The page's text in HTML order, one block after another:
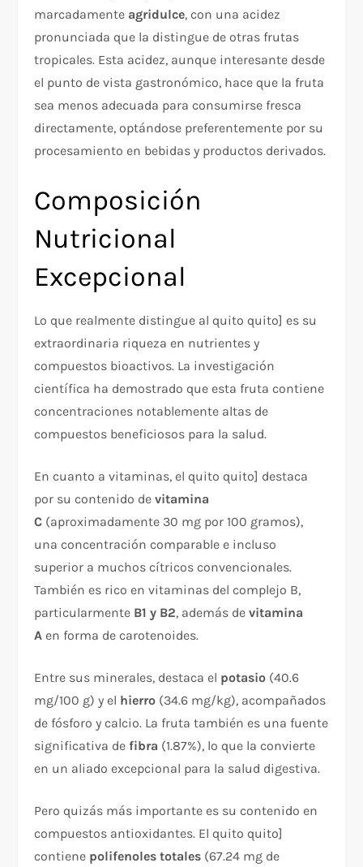
marcadamente agridulce, con una acidez
pronunciada que la distingue de otras frutas
tropicales. Esta acidez, aunque interesante desde
el punto de vista gastronómico, hace que la fruta
sea menos adecuada para consumirse fresca
directamente, optándose preferentemente por su
procesamiento en bebidas y productos derivados.​
Composición
Nutricional
Excepcional
Lo que realmente distingue al quito quito ] es su
extraordinaria riqueza en nutrientes y
compuestos bioactivos. La investigación
científica ha demostrado que esta fruta contiene
concentraciones notablemente altas de
compuestos beneficiosos para la salud.
En cuanto a vitaminas, el quito quito ] destaca
por su contenido devitamina
C (aproximadamente 30 mg por 100 gramos),
una concentración comparable e incluso
superior a muchos cítricos convencionales.
También es rico en vitaminas del complejo B,
particularmente B1 y B2, además devitamina
A en forma de carotenoides.​
Entre sus minerales, destaca el potasio (40.6
mg/100 g) y el hierro (34.6 mg/kg), acompañados
de fósforo y calcio. La fruta también es una fuente
significativa defibra (1.87%), lo que la convierte
en un aliado excepcional para la salud digestiva.​
Pero quizás más importante es su contenido en
compuestos antioxidantes. El quito quito ]
contiene polifenoles totales (67.24 mg de